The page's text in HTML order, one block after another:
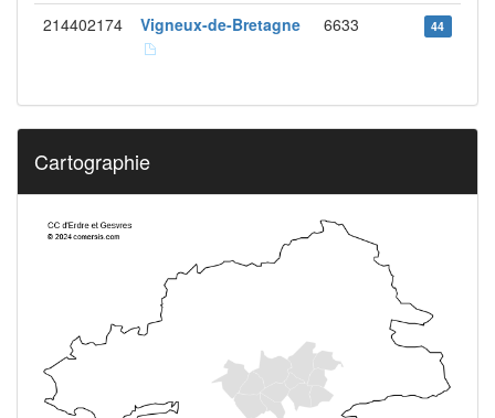
214402174 Vigneux-de-Bretagne 6633 44
Cartographie